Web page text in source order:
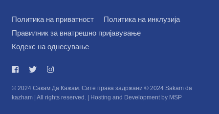
Политика на приватност
Политика на инклузија
Правилник за внатрешно пријавување
Кодекс на однесување
© 2024 Сакам Да Кажам. Сите права задржани © 2024 Sakam da
kazham | All rights reserved. | Hosting and Development by MSP